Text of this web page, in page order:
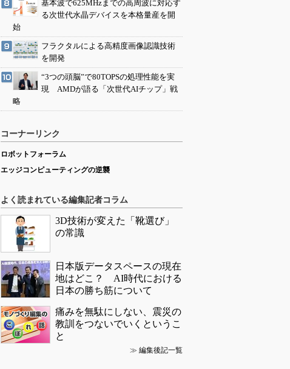
基本波で625MHzまでの高周波に対応す
る次世代水晶デバイスを本格量産を開
始
フラクタルによる高精度画像認識技術
を開発
“3つの頭脳”で80TOPSの処理性能を実
現 AMDが語る「次世代AIチップ」戦
略
コーナーリンク
ロボットフォーラム
エッジコンピューティングの逆襲
よく読まれている編集記者コラム
3D技術が変えた「靴選び」
の常識
日本版データスペースの現在
地はどこ？ AI時代における
日本の勝ち筋について
痛みを無駄にしない、震災の
教訓をつないでいくというこ
と
≫ 編集後記一覧